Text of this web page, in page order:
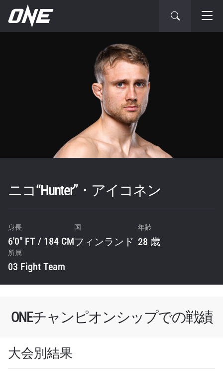
ニコ“Hunter”・アイコネン
身長
6'0" FT / 184 CM
国
フィンランド
年齢
28 歳
所属
03 Fight Team
ONEチャンピオンシップでの戦績
大会別結果